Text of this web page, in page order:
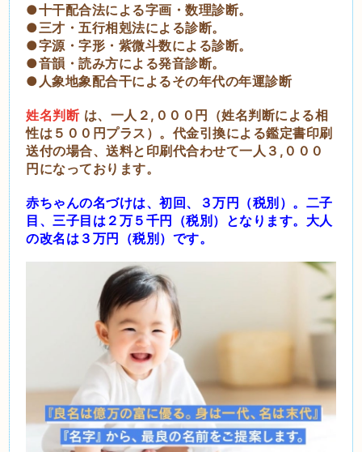
●十干配合法による字画・数理診断。
●三才・五行相剋法による診断。
●字源・字形・紫微斗数による診断。
●音韻・読み方による発音診断。
●人象地象配合干によるその年代の年運診断
姓名判断 は、一人２,０００円（姓名判断による相
性は５００円プラス）。代金引換による鑑定書印刷
送付の場合、送料と印刷代合わせて一人３,０００
円になっております。
赤ちゃんの名づけは、初回、３万円（税別）。二子
目、三子目は２万５千円（税別）となります。大人
の改名は３万円（税別）です。